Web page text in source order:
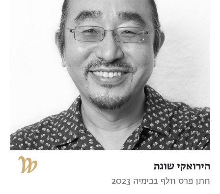
הירואקי שוגה
חתן פרס וולף בכימיה 2023